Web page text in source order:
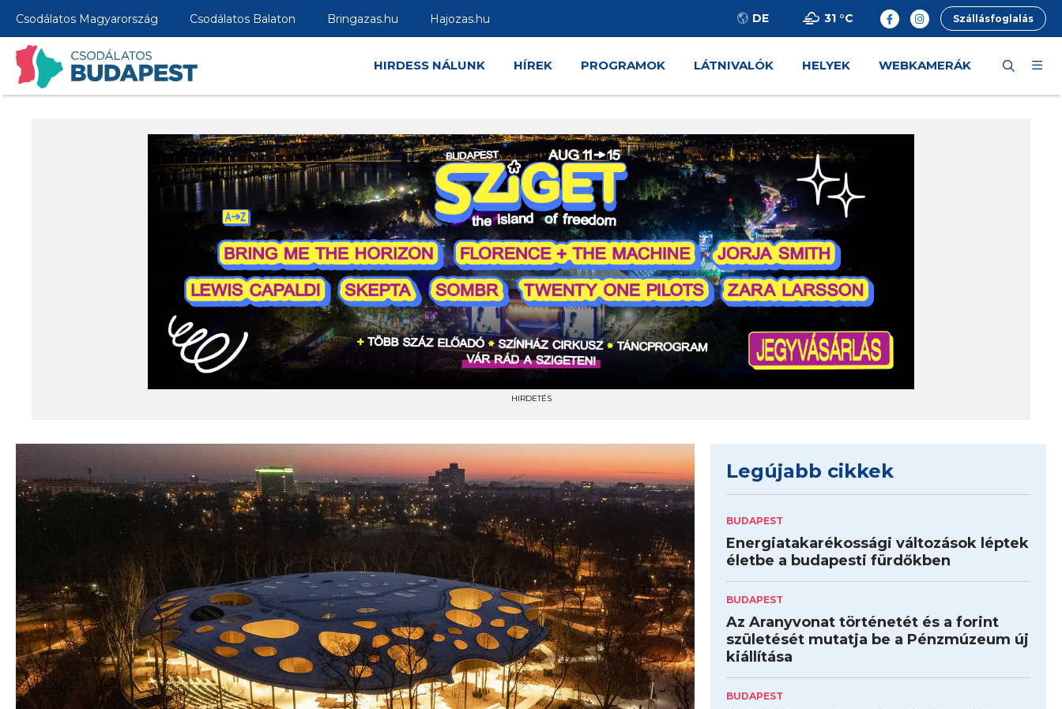
Csodálatos Magyarország Csodálatos Balaton Bringazas.hu Hajozas.hu DE 31 °C Szállásfoglalás
HIRDESS NÁLUNK HÍREK PROGRAMOK LÁTNIVALÓK HELYEK WEBKAMERÁK
HIRDETÉS
Legújabb cikkek
BUDAPEST
Energiatakarékossági változások léptek
életbe a budapesti fürdőkben
BUDAPEST
Az Aranyvonat történetét és a forint
születését mutatja be a Pénzmúzeum új
kiállítása
BUDAPEST